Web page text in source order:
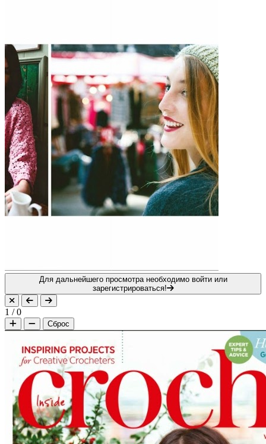
Для дальнейшего просмотра необходимо войти или
зарегистрироваться!
1 /0
Сброс